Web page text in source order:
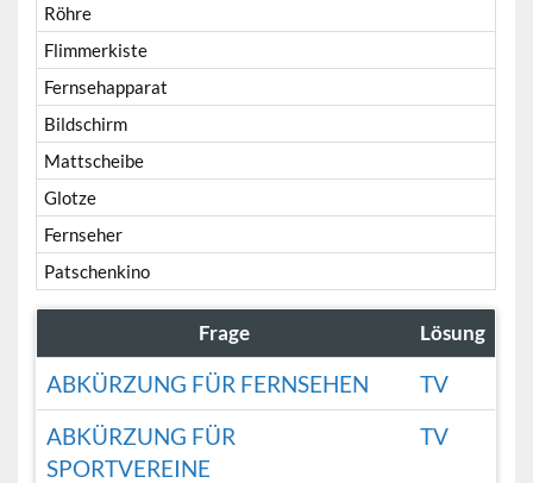
Röhre
Flimmerkiste
Fernsehapparat
Bildschirm
Mattscheibe
Glotze
Fernseher
Patschenkino
Frage Lösung
ABKÜRZUNG FÜR FERNSEHEN
TV
ABKÜRZUNG FÜR
SPORTVEREINE
TV